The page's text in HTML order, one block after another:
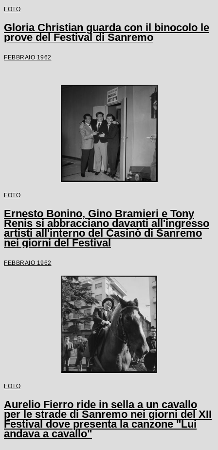
FOTO
Gloria Christian guarda con il binocolo le
prove del Festival di Sanremo
FEBBRAIO 1962
FOTO
Ernesto Bonino, Gino Bramieri e Tony
Renis si abbracciano davanti all'ingresso
artisti all'interno del Casinò di Sanremo
nei giorni del Festival
FEBBRAIO 1962
FOTO
Aurelio Fierro ride in sella a un cavallo
per le strade di Sanremo nei giorni del XII
Festival dove presenta la canzone "Lui
andava a cavallo"